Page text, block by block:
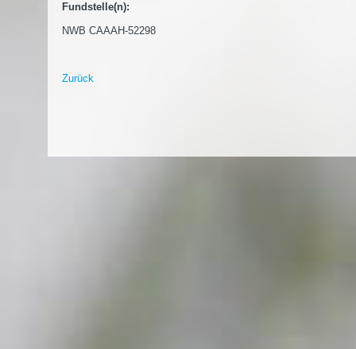
Fundstelle(n):
NWB CAAAH-52298
Zurück